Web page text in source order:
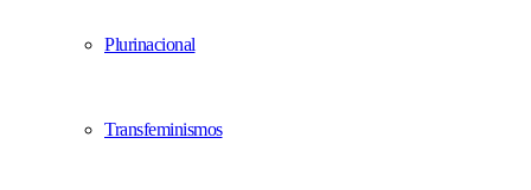
Plurinacional
Transfeminismos